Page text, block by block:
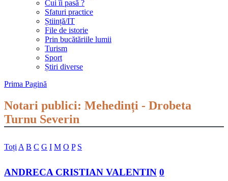
Cui îi pasă ?
Sfaturi practice
Știință/IT
File de istorie
Prin bucătăriile lumii
Turism
Sport
Știri diverse
Prima Pagină
Notari publici: Mehedinți - Drobeta
Turnu Severin
Toți A B C G I M O P S
ANDRECA CRISTIAN VALENTIN 0